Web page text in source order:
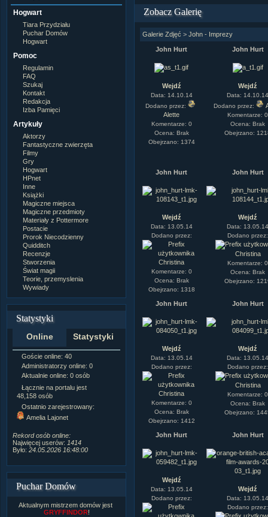
Hogwart
Tiara Przydziału
Puchar Domów
Hogwart
Pomoc
Regulamin
FAQ
Szukaj
Kontakt
Redakcja
Izba Pamięci
Artykuły
Aktorzy
Fantastyczne zwierzęta
Filmy
Gry
Hogwart
HPnet
Inne
Książki
Magiczne miejsca
Magiczne przedmioty
Materiały z Pottermore
Postacie
Prorok Niecodzienny
Quidditch
Recenzje
Stworzenia
Świat magii
Teorie, przemyslenia
Wywiady
Statystyki
Online Statystyki
Goście online: 40
Administratorzy online: 0
Aktualnie online: 0 osób
Łącznie na portalu jest
48,158 osób
Ostatnio zarejestrowany:
Amelia Lajonet
Rekord osób online:
Najwięcej userów: 1414
Było: 24.05.2026 16:48:00
Napisanych artykułów:
Dodanych newsów:10,564
Zdjęć w galerii:21,490
Tematów na forum:3,921
Postów na forum:319,637
Komentarzy do materiałów:
Rozdanych pochwał:3,327
Puchar Domów
Aktualnym mistrzem domów jest
GRYFFINDOR!
Zobacz Galerię
Galerie Zdjęć > John - Imprezy
John Hurt
Wejdź
Data: 14.10.14
Dodano przez:
Alette
Komentarze: 0
Ocena: Brak
Obejrzano: 1374
John Hurt
Wejdź
Data:
Dodano przez:
Komentarze: 0
Ocena: Brak
Obejrzano:
John Hurt
Wejdź
Data: 13.05.14
Dodano przez:
Christina
Komentarze: 0
Ocena: Brak
Obejrzano: 1318
John Hurt
Wejdź
Data:
Dodano przez:
Christina
Komentarze: 0
Ocena: Brak
Obejrzano:
John Hurt
Wejdź
Data: 13.05.14
Dodano przez:
Christina
Komentarze: 0
Ocena: Brak
Obejrzano: 1412
John Hurt
Wejdź
Data:
Dodano przez:
Christina
Komentarze: 0
Ocena: Brak
Obejrzano:
John Hurt
Wejdź
Data: 13.05.14
Dodano przez:
John Hurt
Wejdź
Data:
Dodano przez: